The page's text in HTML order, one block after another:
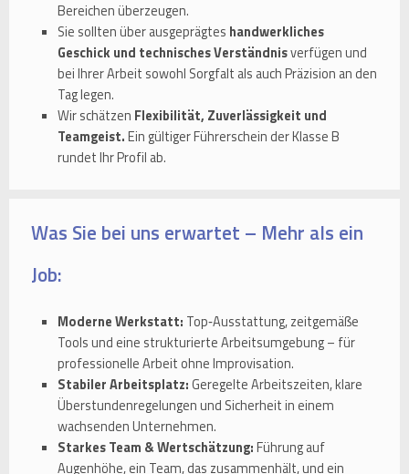
Bereichen überzeugen.
Sie sollten über ausgeprägtes handwerkliches
Geschick und technisches Verständnisverfügen und
bei Ihrer Arbeit sowohl Sorgfalt als auch Präzision an den
Tag legen.
Wir schätzen Flexibilität, Zuverlässigkeit und
Teamgeist.Ein gültiger Führerschein der Klasse B
rundet Ihr Profil ab.
Was Sie bei uns erwartet – Mehr als ein
Job:
Moderne Werkstatt: Top‑Ausstattung, zeitgemäße
Tools und eine strukturierte Arbeitsumgebung – für
professionelle Arbeit ohne Improvisation.
Stabiler Arbeitsplatz:Geregelte Arbeitszeiten, klare
Überstundenregelungen und Sicherheit in einem
wachsenden Unternehmen.
Starkes Team & Wertschätzung:Führung auf
Augenhöhe, ein Team, das zusammenhält, und ein